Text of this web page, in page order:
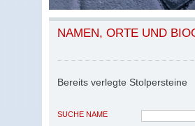
NAMEN, ORTE UND
Bereits verlegte Stolpersteine
SUCHE NAME